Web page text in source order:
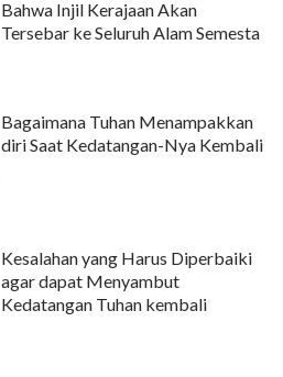
Bahwa Injil Kerajaan Akan
Tersebar ke Seluruh Alam Semesta
Bagaimana Tuhan Menampakkan
diri Saat Kedatangan-Nya Kembali
Kesalahan yang Harus Diperbaiki
agar dapat Menyambut
Kedatangan Tuhan kembali